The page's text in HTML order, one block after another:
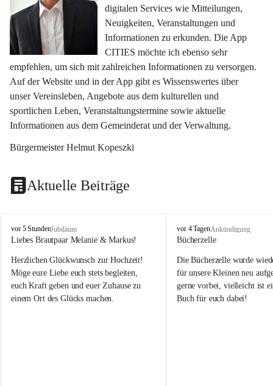
digitalen Services wie Mitteilungen,
Neuigkeiten, Veranstaltungen und
Informationen zu erkunden. Die App
CITIES möchte ich ebenso sehr
empfehlen, um sich mit zahlreichen Informationen zu versorgen.
Auf der Website und in der App gibt es Wissenswertes über
unser Vereinsleben, Angebote aus dem kulturellen und
sportlichen Leben, Veranstaltungstermine sowie aktuelle
Informationen aus dem Gemeinderat und der Verwaltung.
Bürgermeister Helmut Kopeszki
Aktuelle Beiträge
T
o
a
j
vor 5 StundenJubiläum
Liebes Brautpaar Melanie & Markus!
Herzlichen Glückwunsch zur Hochzeit!
Möge eure Liebe euch stets begleiten,
euch Kraft geben und euer Zuhause zu
einem Ort des Glücks machen.
T
o
a
j
vor 4 TagenAnkündigung
Bücherzelle
Die Bücherzelle wurde
für unsere Kleinen neu
gerne vorbei, vielleicht ist
Buch für euch dabei!